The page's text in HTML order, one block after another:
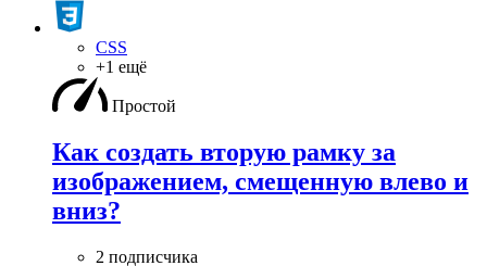
CSS
+1 ещё
Простой
Как создать вторую рамку за
изображением, смещенную влево и
вниз?
2 подписчика